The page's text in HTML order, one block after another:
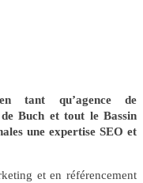
tant qu’agence de
Buch et tout le Bassin
une expertise SEO et
et en référencement